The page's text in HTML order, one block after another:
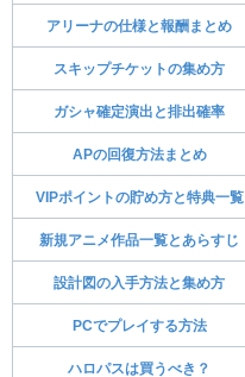
アリーナの仕様と報酬まとめ
スキップチケットの集め方
ガシャ確定演出と排出確率
APの回復方法まとめ
VIPポイントの貯め方と特典一覧
新規アニメ作品一覧とあらすじ
設計図の入手方法と集め方
PCでプレイする方法
ハロパスは買うべき？